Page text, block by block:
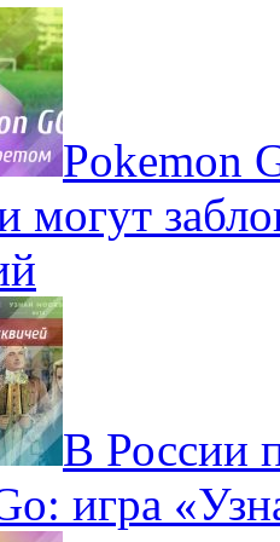
Pokеmon
могут
В России
игра